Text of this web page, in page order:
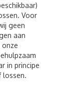
Voor
geen
aan
onze
in principe
lossen.